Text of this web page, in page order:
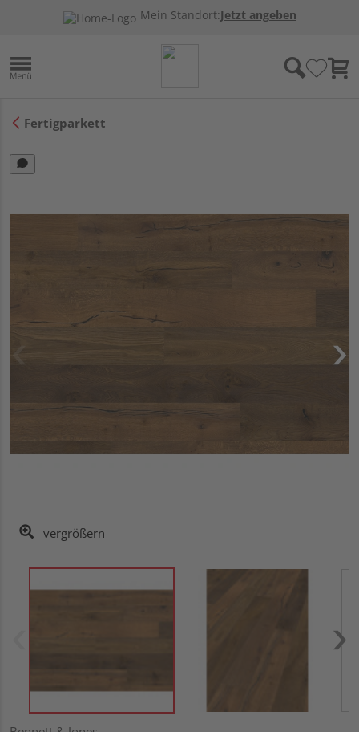
Mein Standort:Jetzt angeben
Fertigparkett
vergrößern